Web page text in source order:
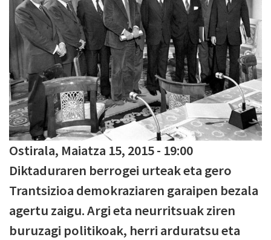
Ostirala, Maiatza 15, 2015 - 19:00
Diktaduraren berrogei urteak eta gero
Trantsizioa demokraziaren garaipen bezala
agertu zaigu. Argi eta neurritsuak ziren
buruzagi politikoak, herri arduratsu eta